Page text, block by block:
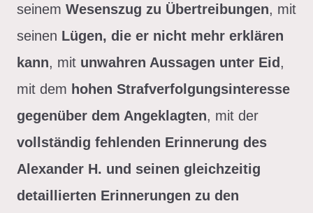
seinem Wesenszug zu Übertreibungen, mit
seinen Lügen, die er nicht mehr erklären
kann, mit unwahren Aussagen unter Eid ,
mit dem hohen Strafverfolgungsinteresse
gegenüber dem Angeklagten, mit der
vollständig fehlenden Erinnerung des
Alexander H. und seinen gleichzeitig
detaillierten Erinnerungen zu den